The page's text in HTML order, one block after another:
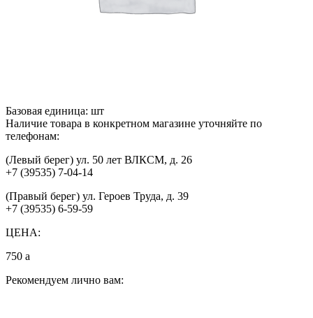
Базовая единица: шт
Наличие товара в конкретном магазине уточняйте по
телефонам:
(Левый берег) ул. 50 лет ВЛКСМ, д. 26
+7 (39535) 7-04-14
(Правый берег) ул. Героев Труда, д. 39
+7 (39535) 6-59-59
ЦЕНА:
750 a
Рекомендуем лично вам: